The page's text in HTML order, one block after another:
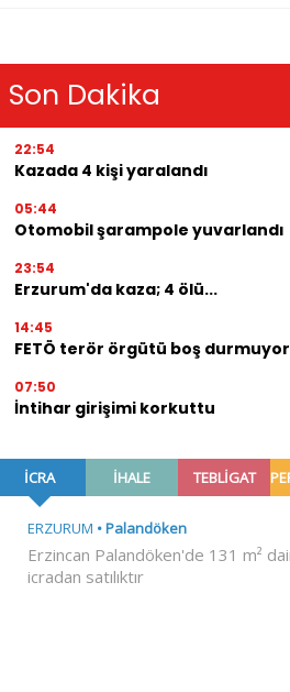
Son Dakika
22:54
Kazada 4 kişi yaralandı
05:44
Otomobil şarampole yuvarlandı
23:54
Erzurum'da kaza; 4 ölü...
14:45
FETÖ terör örgütü boş durmuyor
07:50
İntihar girişimi korkuttu